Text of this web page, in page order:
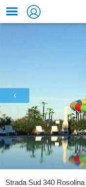
‹
Strada Sud 340